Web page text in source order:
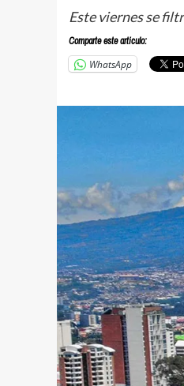
Este viernes se
Comparte este articulo:
WhatsApp